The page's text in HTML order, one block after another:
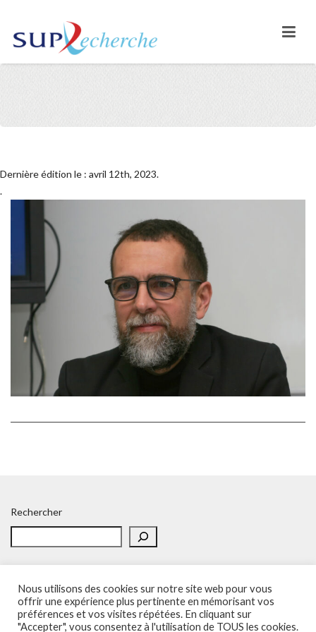
Dernière édition le : avril 12th, 2023.
.
Rechercher
Accueil Politique de confidentialité Adhésion
Contacts
Nous utilisons des cookies sur notre site web pour vous
offrir une expérience plus pertinente en mémorisant vos
préférences et vos visites répétées. En cliquant sur
"Accepter", vous consentez à l'utilisation de TOUS les cookies.